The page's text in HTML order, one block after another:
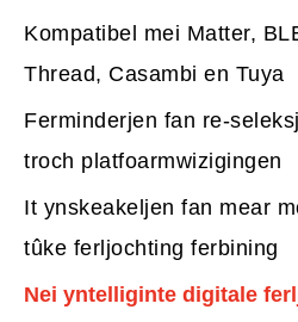
Kompatibel mei Matter,
Thread, Casambi en Tuya
Ferminderjen fan re-
troch platfoarmwizigingen
It ynskeakeljen fan mear
tûke ferljochting ferbining
Nei yntelliginte digitale